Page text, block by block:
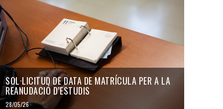
SOL·LICITUD DE DATA DE MATRÍCULA PER A LA
REANUDACIÓ D’ESTUDIS
28/05/26